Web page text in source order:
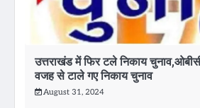
उत्तराखंड में फिर टले निकाय
वजह से टाले गए निकाय चुनाव
August 31, 2024